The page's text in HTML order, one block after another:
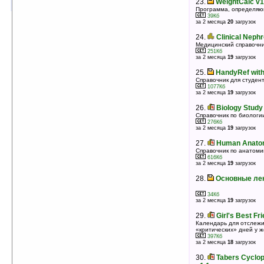
23. WeightCalc
Программа,
39Кб
за 2 месяца 20 загрузок
24. Clinical
Медицинский
251Кб
за 2 месяца 19 загрузок
25. HandyRef
Справочник для
1077Кб
за 2 месяца 19 загрузок
26. Biology
Справочник по
276Кб
за 2 месяца 19 загрузок
27. Human
Справочник по
616Кб
за 2 месяца 19 загрузок
28. Основные
34Кб
за 2 месяца 19 загрузок
29. Girl's Best
Календарь для
«критических» дней у
397Кб
за 2 месяца 18 загрузок
30.
Tabers